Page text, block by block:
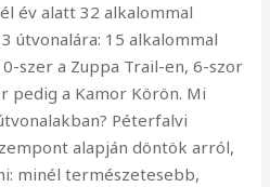
év alatt 32 alkalommal
útvonalára: 15 alkalommal
szer a Zuppa Trail-en, 6-szor
pedig a Kamor Körön. Mi
Péterfalvi
alapján döntök arról,
minél természetesebb,